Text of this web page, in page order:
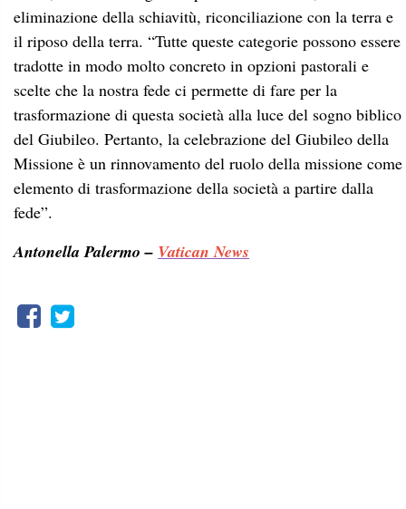
eliminazione della schiavitù, riconciliazione con la terra e
il riposo della terra. “Tutte queste categorie possono essere
tradotte in modo molto concreto in opzioni pastorali e
scelte che la nostra fede ci permette di fare per la
trasformazione di questa società alla luce del sogno biblico
del Giubileo. Pertanto, la celebrazione del Giubileo della
Missione è un rinnovamento del ruolo della missione come
elemento di trasformazione della società a partire dalla
fede”.
Antonella Palermo – Vatican News